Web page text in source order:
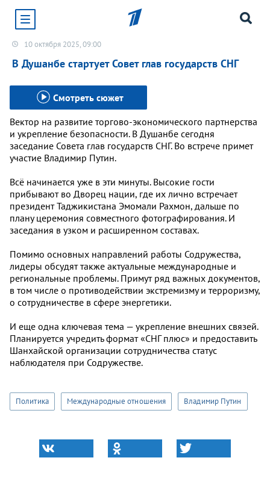
Хотите получать уведомления от сайта «Первого
канала»?
10 октября 2025, 09:00
В Душанбе стартует Совет глав государств СНГ
Смотреть сюжет
Вектор на развитие торгово-экономического партнерства
и укрепление безопасности. В Душанбе сегодня
заседание Совета глав государств СНГ. Во встрече примет
участие Владимир Путин.
Всё начинается уже в эти минуты. Высокие гости
прибывают во Дворец нации, где их лично встречает
президент Таджикистана Эмомали Рахмон, дальше по
плану церемония совместного фотографирования. И
заседания в узком и расширенном составах.
Помимо основных направлений работы Содружества,
лидеры обсудят также актуальные международные и
региональные проблемы. Примут ряд важных документов,
в том числе о противодействии экстремизму и терроризму,
о сотрудничестве в сфере энергетики.
И еще одна ключевая тема — укрепление внешних связей.
Планируется учредить формат «СНГ плюс» и предоставить
Шанхайской организации сотрудничества статус
наблюдателя при Содружестве.
Политика Международные отношения Владимир Путин